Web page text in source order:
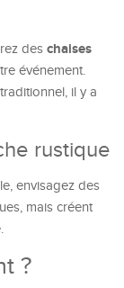
des chaises
événement.
il y a
rustique
envisagez des
mais créent
?